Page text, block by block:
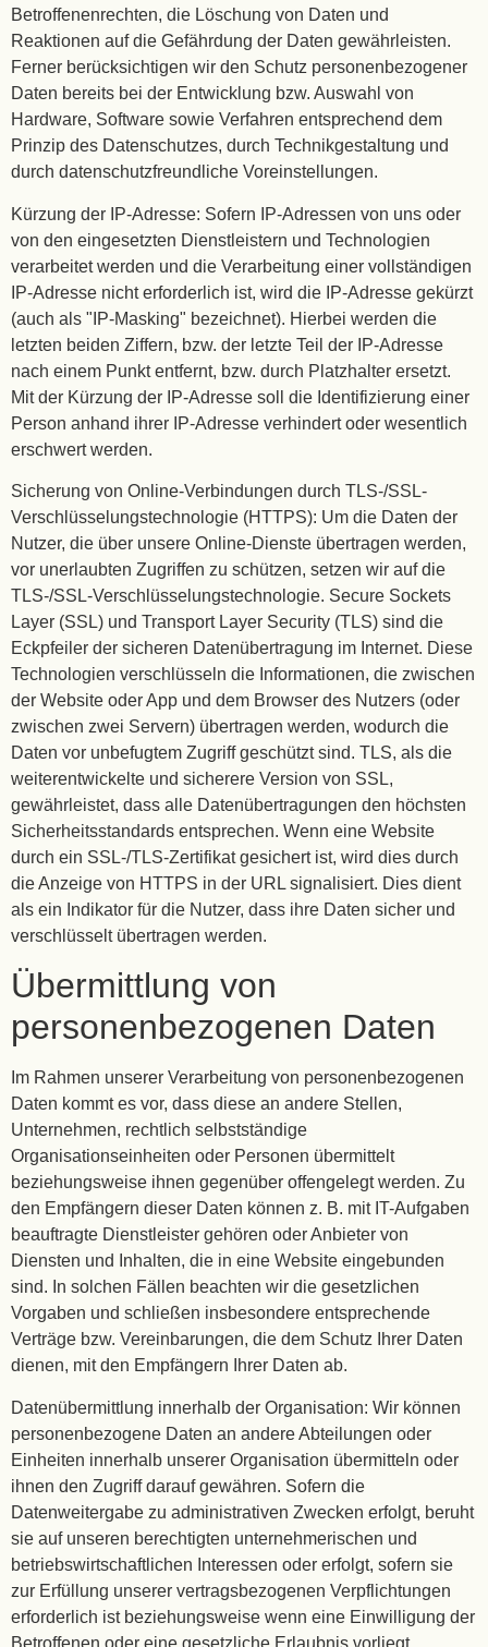
Betroffenenrechten, die Löschung von Daten und
Reaktionen auf die Gefährdung der Daten gewährleisten.
Ferner berücksichtigen wir den Schutz personenbezogener
Daten bereits bei der Entwicklung bzw. Auswahl von
Hardware, Software sowie Verfahren entsprechend dem
Prinzip des Datenschutzes, durch Technikgestaltung und
durch datenschutzfreundliche Voreinstellungen.
Kürzung der IP-Adresse: Sofern IP-Adressen von uns oder
von den eingesetzten Dienstleistern und Technologien
verarbeitet werden und die Verarbeitung einer vollständigen
IP-Adresse nicht erforderlich ist, wird die IP-Adresse gekürzt
(auch als "IP-Masking" bezeichnet). Hierbei werden die
letzten beiden Ziffern, bzw. der letzte Teil der IP-Adresse
nach einem Punkt entfernt, bzw. durch Platzhalter ersetzt.
Mit der Kürzung der IP-Adresse soll die Identifizierung einer
Person anhand ihrer IP-Adresse verhindert oder wesentlich
erschwert werden.
Sicherung von Online-Verbindungen durch TLS-/SSL-
Verschlüsselungstechnologie (HTTPS): Um die Daten der
Nutzer, die über unsere Online-Dienste übertragen werden,
vor unerlaubten Zugriffen zu schützen, setzen wir auf die
TLS-/SSL-Verschlüsselungstechnologie. Secure Sockets
Layer (SSL) und Transport Layer Security (TLS) sind die
Eckpfeiler der sicheren Datenübertragung im Internet. Diese
Technologien verschlüsseln die Informationen, die zwischen
der Website oder App und dem Browser des Nutzers (oder
zwischen zwei Servern) übertragen werden, wodurch die
Daten vor unbefugtem Zugriff geschützt sind. TLS, als die
weiterentwickelte und sicherere Version von SSL,
gewährleistet, dass alle Datenübertragungen den höchsten
Sicherheitsstandards entsprechen. Wenn eine Website
durch ein SSL-/TLS-Zertifikat gesichert ist, wird dies durch
die Anzeige von HTTPS in der URL signalisiert. Dies dient
als ein Indikator für die Nutzer, dass ihre Daten sicher und
verschlüsselt übertragen werden.
Übermittlung von
personenbezogenen Daten
Im Rahmen unserer Verarbeitung von personenbezogenen
Daten kommt es vor, dass diese an andere Stellen,
Unternehmen, rechtlich selbstständige
Organisationseinheiten oder Personen übermittelt
beziehungsweise ihnen gegenüber offengelegt werden. Zu
den Empfängern dieser Daten können z. B. mit IT-Aufgaben
beauftragte Dienstleister gehören oder Anbieter von
Diensten und Inhalten, die in eine Website eingebunden
sind. In solchen Fällen beachten wir die gesetzlichen
Vorgaben und schließen insbesondere entsprechende
Verträge bzw. Vereinbarungen, die dem Schutz Ihrer Daten
dienen, mit den Empfängern Ihrer Daten ab.
Datenübermittlung innerhalb der Organisation: Wir können
personenbezogene Daten an andere Abteilungen oder
Einheiten innerhalb unserer Organisation übermitteln oder
ihnen den Zugriff darauf gewähren. Sofern die
Datenweitergabe zu administrativen Zwecken erfolgt, beruht
sie auf unseren berechtigten unternehmerischen und
betriebswirtschaftlichen Interessen oder erfolgt, sofern sie
zur Erfüllung unserer vertragsbezogenen Verpflichtungen
erforderlich ist beziehungsweise wenn eine Einwilligung der
Betroffenen oder eine gesetzliche Erlaubnis vorliegt.